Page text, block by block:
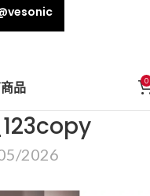
品 0
2026